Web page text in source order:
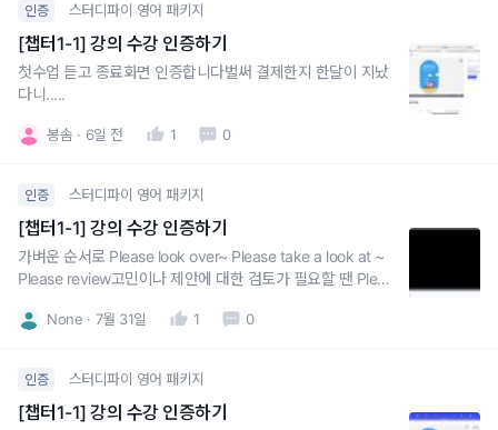
인증 스터디파이 영어 패키지
[챕터1-1] 강의 수강 인증하기
첫수업 듣고 종료화면 인증합니다벌써 결제한지 한달이 지났
다니.....
봉솜 6일 전 1 0
인증 스터디파이 영어 패키지
[챕터1-1] 강의 수강 인증하기
가벼운 순서로 Please look over~ Please take a look at ~
Please review고민이나 제안에 대한 검토가 필요할 땐 Pleas
w 사용None 7월 31일 1 0
인증 스터디파이 영어 패키지
[챕터1-1] 강의 수강 인증하기